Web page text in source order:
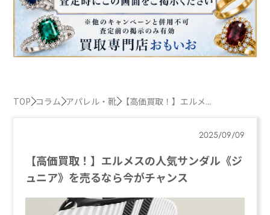
TOP コラム アパレル・靴 【高価買取！】エルメ...
2025/09/09
【高価買取！】エルメスの人気サンダル《ジ
ュニア》を売るなら今がチャンス